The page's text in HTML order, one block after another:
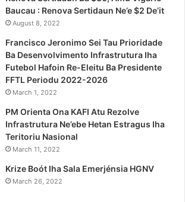
Baucau : Renova Sertidaun Ne’e $2 De’it
August 8, 2022
Francisco Jeronimo Sei Tau Prioridade
Ba Desenvolvimento Infrastrutura Iha
Futebol Hafoin Re-Eleitu Ba Presidente
FFTL Periodu 2022-2026
March 1, 2022
PM Orienta Ona KAFI Atu Rezolve
Infrastrutura Ne’ebe Hetan Estragus Iha
Teritoriu Nasional
March 11, 2022
Krize Boót Iha Sala Emerjénsia HGNV
March 26, 2022